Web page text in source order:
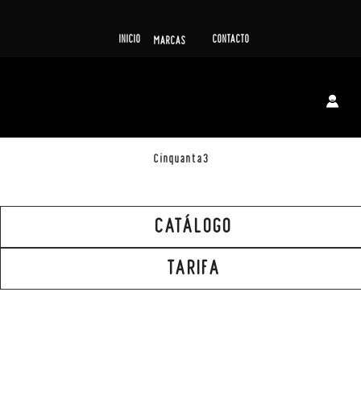
INICIO MARCAS CONTACTO
Cinquanta3
CATÁLOGO
TARIFA